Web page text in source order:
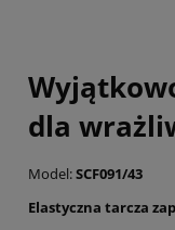
dla
Model:SCF091/43
Elastyczna tarcza